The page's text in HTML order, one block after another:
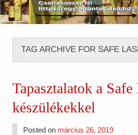
TAG ARCHIVE FOR SAFE
Tapasztalatok a Safe
készülékekkel
Posted on március 26, 2019